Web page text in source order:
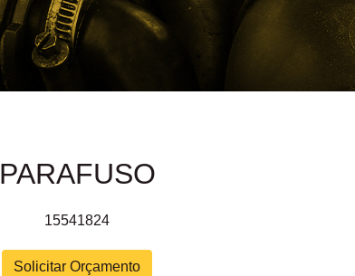
PARAFUSO
15541824
Solicitar Orçamento